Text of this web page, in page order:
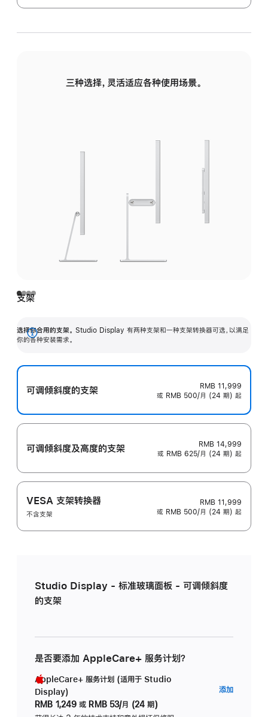
三种选择，灵活适应各种使用场景。
支架
选择你合用的支架。 Studio Display 有两种支架和一种支架转换器可选，以满足
你的各种安装需求。
展
可调倾斜度的支架
RMB 11,999
或 RMB 500/月 (24 期) 起
可调倾斜度及高‍度的支‍架
RMB 14,999
或 RMB 625/月 (24 期) 起
VESA 支架转换器
不含支架
RMB 11,999
或 RMB 500/月 (24 期) 起
Studio Display - 标准玻璃面板 - 可调倾斜度
的支架
是否要添加 AppleCare+ 服务计划？
AppleCare+ 服务计划 (适用于 Studio
Display)
RMB 1,249 或 RMB 53/月 (24 期)
添加